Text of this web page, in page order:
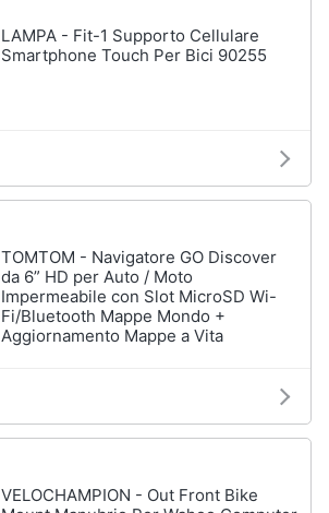
LAMPA - Fit-1 Supporto Cellulare
Smartphone Touch Per Bici 90255
TOMTOM - Navigatore GO Discover
da 6” HD per Auto / Moto
Impermeabile con Slot MicroSD Wi-
Fi/Bluetooth Mappe Mondo +
Aggiornamento Mappe a Vita
VELOCHAMPION - Out Front Bike